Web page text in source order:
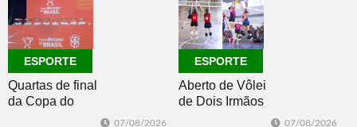
Master 65+
ESPORTE
Quartas de final
da Copa do
Brasil 2026: veja
07/08/2026
ESPORTE
Aberto de Vôlei
de Dois Irmãos
07/08/2026